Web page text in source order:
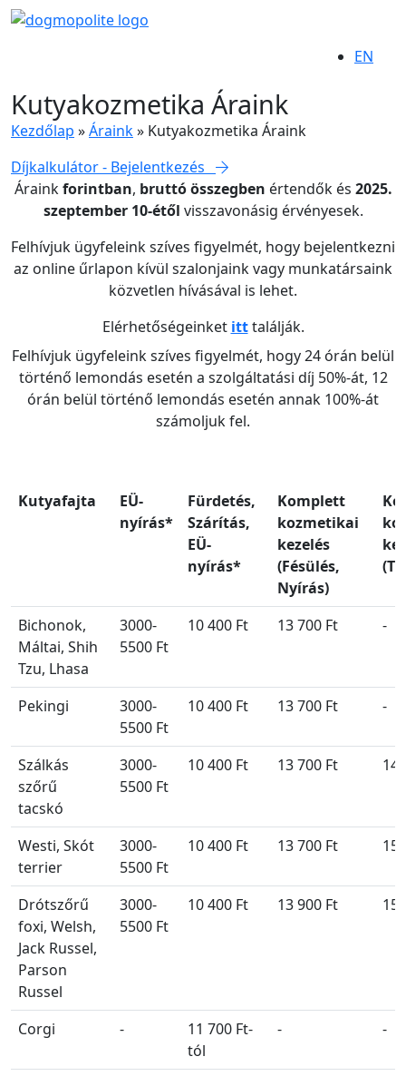
EN
Kutyakozmetika Áraink
Kezdőlap »Áraink» Kutyakozmetika Áraink
Díjkalkulátor - Bejelentkezés
Árainkforintban, bruttó összegben értendők és 2025.
szeptember 10-étől visszavonásig érvényesek.
Felhívjuk ügyfeleink szíves figyelmét, hogy bejelentkezni
az online űrlapon kívül szalonjaink vagy munkatársaink
közvetlen hívásával is lehet.
Elérhetőségeinket itttalálják.
Felhívjuk ügyfeleink szíves figyelmét, hogy 24 órán belül
történő lemondás esetén a szolgáltatási díj 50%-át, 12
órán belül történő lemondás esetén annak 100%-át
számoljuk fel.
Kutyafajta
EÜ-
nyírás*
Fürdetés,
Szárítás,
EÜ-
nyírás*
Komplett
kozmetikai
kezelés
(Fésülés,
Nyírás)
Bichonok,
Máltai, Shih
Tzu, Lhasa
3000-
5500 Ft
10 400 Ft 13 700 Ft -
Pekingi
3000-
5500 Ft
10 400 Ft 13 700 Ft -
Szálkás
szőrű
tacskó
3000-
5500 Ft
10 400 Ft 13 700 Ft 14
Westi, Skót
terrier
3000-
5500 Ft
10 400 Ft 13 700 Ft 15
Drótszőrű
foxi, Welsh,
Jack Russel,
Parson
Russel
3000-
5500 Ft
10 400 Ft 13 900 Ft 15
Corgi -
11 700 Ft-
tól
- -